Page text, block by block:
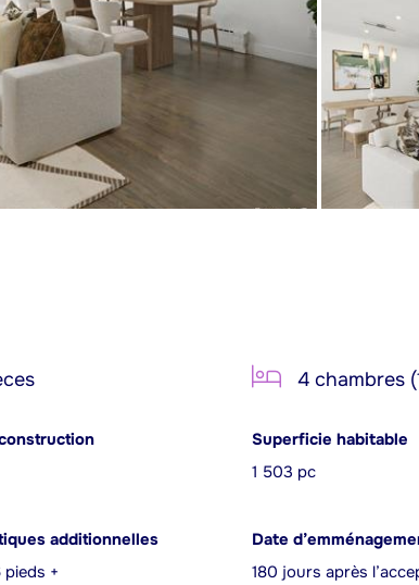
4 chambres
Superficie habitable
1 503 pc
additionnelles
+
Date
180 jours après